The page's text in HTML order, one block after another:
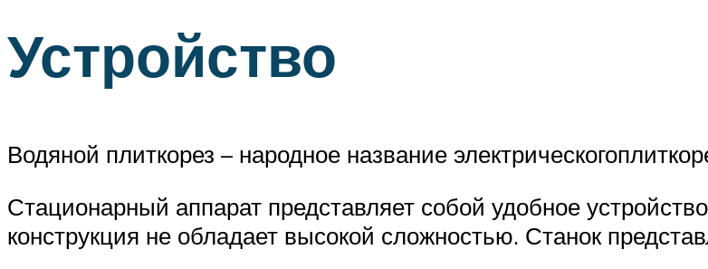
Устройство
Водяной плиткорез – народное название
Стационарный аппарат представляет собой удобное
конструкция не обладает высокой сложностью. Станок